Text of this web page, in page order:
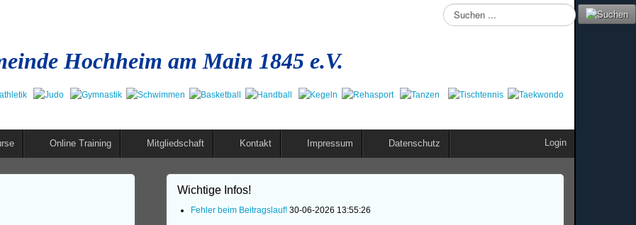
Suchen
...
Hochheim am Main 1845 e.V.
Online Training Mitgliedschaft Kontakt Impressum Datenschutz Login
Wichtige Infos!
Fehler beim Beitragslauf! 30-06-2026 13:55:26